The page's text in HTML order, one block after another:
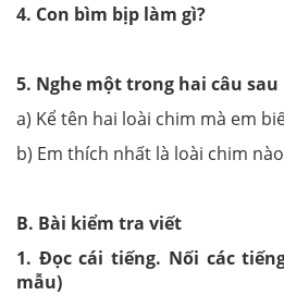
4. Con bìm bịp làm gì?
5. Nghe một trong hai câu
a) Kể tên hai loài chim mà em
b) Em thích nhất là loài chim
B. Bài kiểm tra viết
1. Đọc cái tiếng. Nối các
mẫu)